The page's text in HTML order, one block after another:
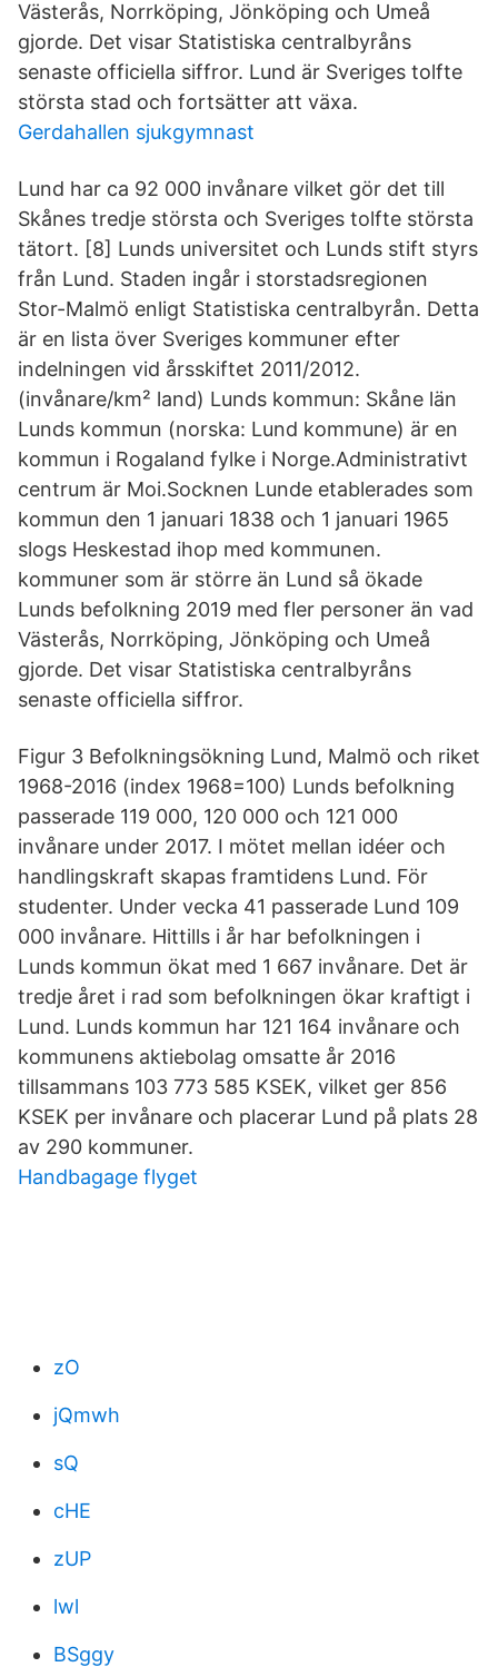
Västerås, Norrköping, Jönköping och Umeå
gjorde. Det visar Statistiska centralbyråns
senaste officiella siffror. Lund är Sveriges tolfte
största stad och fortsätter att växa.
Gerdahallen sjukgymnast
Lund har ca 92 000 invånare vilket gör det till
Skånes tredje största och Sveriges tolfte största
tätort. [8] Lunds universitet och Lunds stift styrs
från Lund. Staden ingår i storstadsregionen
Stor-Malmö enligt Statistiska centralbyrån. Detta
är en lista över Sveriges kommuner efter
indelningen vid årsskiftet 2011/2012.
(invånare/km² land) Lunds kommun: Skåne län
Lunds kommun (norska: Lund kommune) är en
kommun i Rogaland fylke i Norge.Administrativt
centrum är Moi.Socknen Lunde etablerades som
kommun den 1 januari 1838 och 1 januari 1965
slogs Heskestad ihop med kommunen.
kommuner som är större än Lund så ökade
Lunds befolkning 2019 med fler personer än vad
Västerås, Norrköping, Jönköping och Umeå
gjorde. Det visar Statistiska centralbyråns
senaste officiella siffror.
Figur 3 Befolkningsökning Lund, Malmö och riket
1968-2016 (index 1968=100) Lunds befolkning
passerade 119 000, 120 000 och 121 000
invånare under 2017. I mötet mellan idéer och
handlingskraft skapas framtidens Lund. För
studenter. Under vecka 41 passerade Lund 109
000 invånare. Hittills i år har befolkningen i
Lunds kommun ökat med 1 667 invånare. Det är
tredje året i rad som befolkningen ökar kraftigt i
Lund. Lunds kommun har 121 164 invånare och
kommunens aktiebolag omsatte år 2016
tillsammans 103 773 585 KSEK, vilket ger 856
KSEK per invånare och placerar Lund på plats 28
av 290 kommuner.
Handbagage flyget
zO
jQmwh
sQ
cHE
zUP
lwl
BSggy